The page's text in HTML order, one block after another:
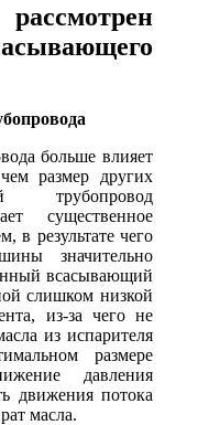
больше влияет
размер других
трубопровод
существенное
в результате чего
значительно
всасывающий
слишком низкой
из-за чего не
из испарителя
размере
давления
движения потока
масла.